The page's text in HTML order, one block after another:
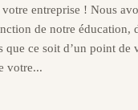
votre entreprise ! Nous
de notre éducation,
que ce soit d’un point de
votre...